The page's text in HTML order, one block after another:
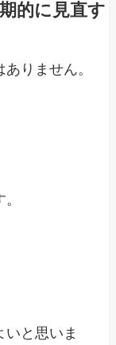
的に見直す
りません。
と思いま